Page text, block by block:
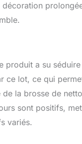
buse de tuyau de
à 100 %. Vous ne
produit a su
ce lot, ce qui
la brosse de
sont positifs,
variés.